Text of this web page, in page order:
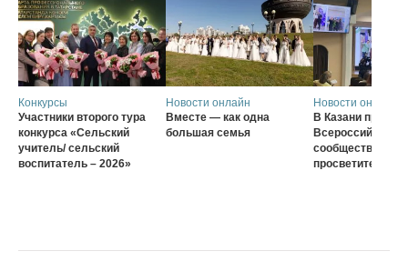
Конкурсы
Участники второго тура
конкурса «Сельский
учитель/ сельский
воспитатель – 2026»
Новости онлайн
Вместе — как одна
большая семья
Новости онлайн
В Казани
Всероссийского
сообщества
просветителей